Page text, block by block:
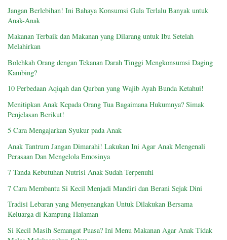
Jangan Berlebihan! Ini Bahaya Konsumsi Gula Terlalu Banyak untuk
Anak-Anak
Makanan Terbaik dan Makanan yang Dilarang untuk Ibu Setelah
Melahirkan
Bolehkah Orang dengan Tekanan Darah Tinggi Mengkonsumsi Daging
Kambing?
10 Perbedaan Aqiqah dan Qurban yang Wajib Ayah Bunda Ketahui!
Menitipkan Anak Kepada Orang Tua Bagaimana Hukumnya? Simak
Penjelasan Berikut!
5 Cara Mengajarkan Syukur pada Anak
Anak Tantrum Jangan Dimarahi! Lakukan Ini Agar Anak Mengenali
Perasaan Dan Mengelola Emosinya
7 Tanda Kebutuhan Nutrisi Anak Sudah Terpenuhi
7 Cara Membantu Si Kecil Menjadi Mandiri dan Berani Sejak Dini
Tradisi Lebaran yang Menyenangkan Untuk Dilakukan Bersama
Keluarga di Kampung Halaman
Si Kecil Masih Semangat Puasa? Ini Menu Makanan Agar Anak Tidak